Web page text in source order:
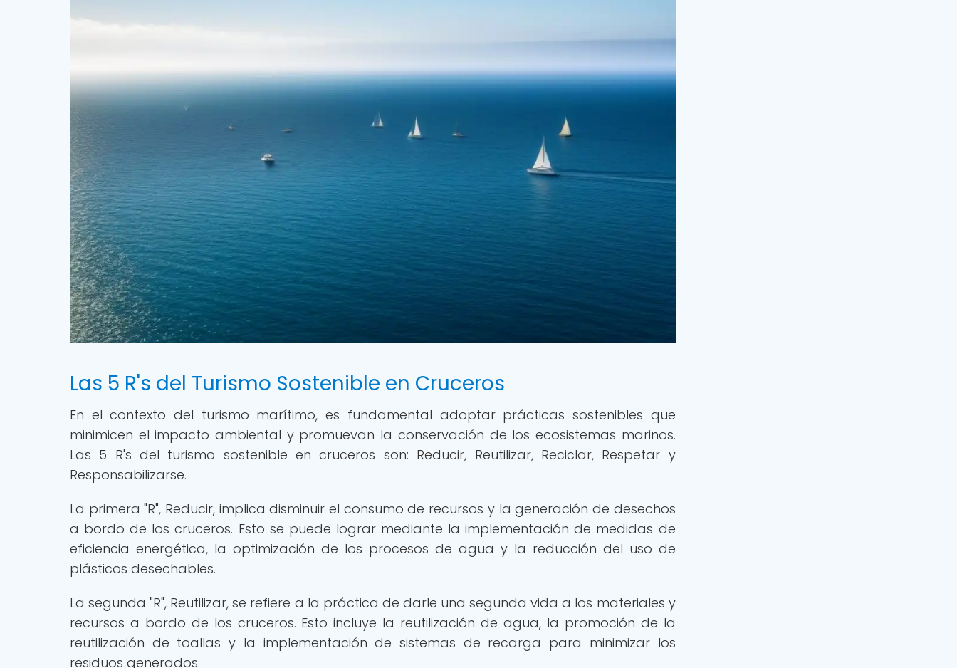
Las 5 R's del Turismo Sostenible en Cruceros
En el contexto del turismo marítimo, es fundamental adoptar prácticas sostenibles que
minimicen el impacto ambiental y promuevan la conservación de los ecosistemas marinos.
Las 5 R's del turismo sostenible en cruceros son: Reducir, Reutilizar, Reciclar, Respetar y
Responsabilizarse.
La primera "R", Reducir, implica disminuir el consumo de recursos y la generación de desechos
a bordo de los cruceros. Esto se puede lograr mediante la implementación de medidas de
eficiencia energética, la optimización de los procesos de agua y la reducción del uso de
plásticos desechables.
La segunda "R", Reutilizar, se refiere a la práctica de darle una segunda vida a los materiales y
recursos a bordo de los cruceros. Esto incluye la reutilización de agua, la promoción de la
reutilización de toallas y la implementación de sistemas de recarga para minimizar los
residuos generados.